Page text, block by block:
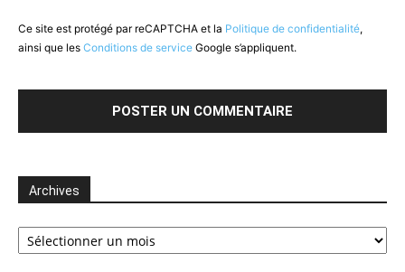
Ce site est protégé par reCAPTCHA et la Politique de confidentialité,
ainsi que les Conditions de service Google s’appliquent.
Archives
Archives